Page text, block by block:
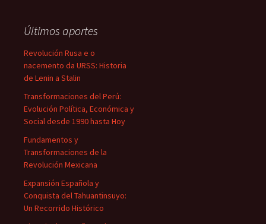
Últimos aportes
Revolución Rusa e o
nacemento da URSS: Historia
de Lenin a Stalin
Transformaciones del Perú:
Evolución Política, Económica y
Social desde 1990 hasta Hoy
Fundamentos y
Transformaciones de la
Revolución Mexicana
Expansión Española y
Conquista del Tahuantinsuyo:
Un Recorrido Histórico